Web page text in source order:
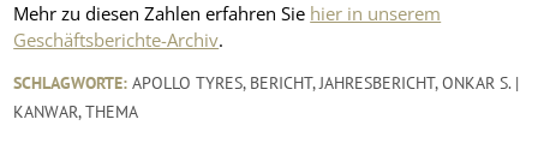
Mehr zu diesen Zahlen erfahren Sie hier in unserem
Geschäftsberichte-Archiv.
SCHLAGWORTE: APOLLO TYRES, BERICHT,JAHRESBERICHT,ONKAR S. |
KANWAR,THEMA